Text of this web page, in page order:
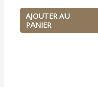
AJOUTER AU
PANIER